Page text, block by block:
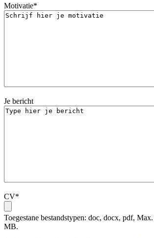
Motivatie*
Je bericht
CV*
Toegestane bestandstypen: doc, docx, pdf,
MB.